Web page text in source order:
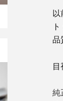
品
純